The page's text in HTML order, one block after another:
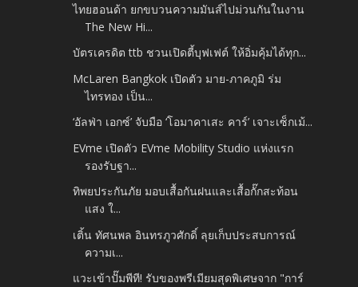
ไทยฮอนด้า ยกขบวนความมันส์ไปม่วนกันในงาน
The New Hi...
บัตรเครดิต ttb ชวนเปิดตี้บุฟเฟต์ ให้อิ่มคุ้มได้ทุก...
McLaren Bangkok เปิดตัว มาย-ภาคภูมิ ร่ม
ไทรทอง เป็น...
‘อัลฟ่า เอกซ์’ จับมือ ‘โอมาคาเสะ คาร์’ เจาะเซ็กเม้...
EVme เปิดตัว EVme Mobility Studio แห่งแรก
รองรับฐา...
ทิพยประกันภัย มอบเสื้อกันฝนและเสื้อกั๊กสะท้อน
แสง ใ...
เติ้น ทัศนพล อินทรภูวศักดิ์ ลุยเก็บประสบการณ์
ความเ...
แวะเข้าปั๊มพีที! รับของพรีเมียมสุดพิเศษจาก "การ์